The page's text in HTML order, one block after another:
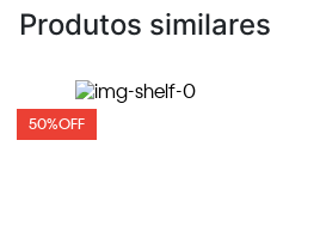
Produtos similares
50%OFF